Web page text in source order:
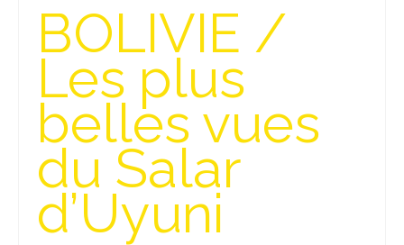
Cafés avec vue sur lac
LONDRES
Marchés
Cafés
PARIS
Restos chinois
Restos coréens
BOLIVIE /
Les plus
belles vues
du Salar
d’Uyuni